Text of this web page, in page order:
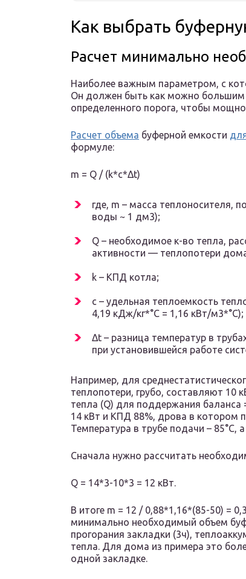
Как выбрать
Расчет минимально
Наиболее важным параметром, с
Он должен быть как можно
определенного порога, чтобы
Расчет объема буферной емкости
формуле:
m = Q / (k*c*Δt)
где, m – масса теплоносителя,
воды ~ 1 дм3);
Q – необходимое к-во тепла,
активности — теплопотери
k – КПД котла;
c – удельная теплоемкость
4,19 кДж/кг*°C = 1,16 кВт/м3*°С);
Δt – разница температур в
при установившейся работе
Например, для
теплопотери, грубо, составляют 10
тепла (Q) для поддержания
14 кВт и КПД 88%, дрова в котором
Температура в трубе подачи – 85°C, а
Сначала нужно рассчитать
Q = 14*3-10*3 = 12 кВт.
В итоге m = 12 / 0,88*1,16*(85-50) =
минимально необходимый объем
прогорания закладки (3ч),
тепла. Для дома из примера это
одной закладке.